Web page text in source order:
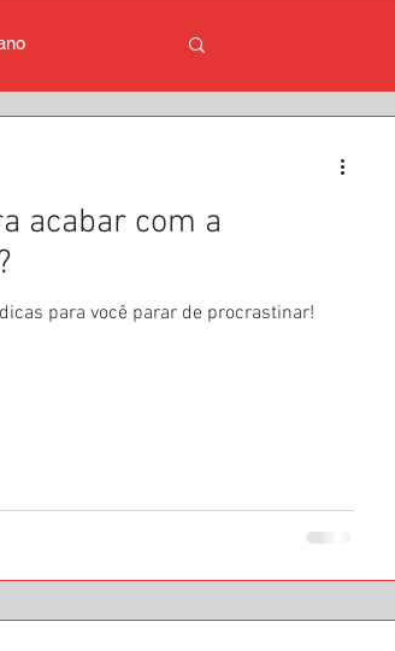
acabar com a
para você parar de procrastinar!